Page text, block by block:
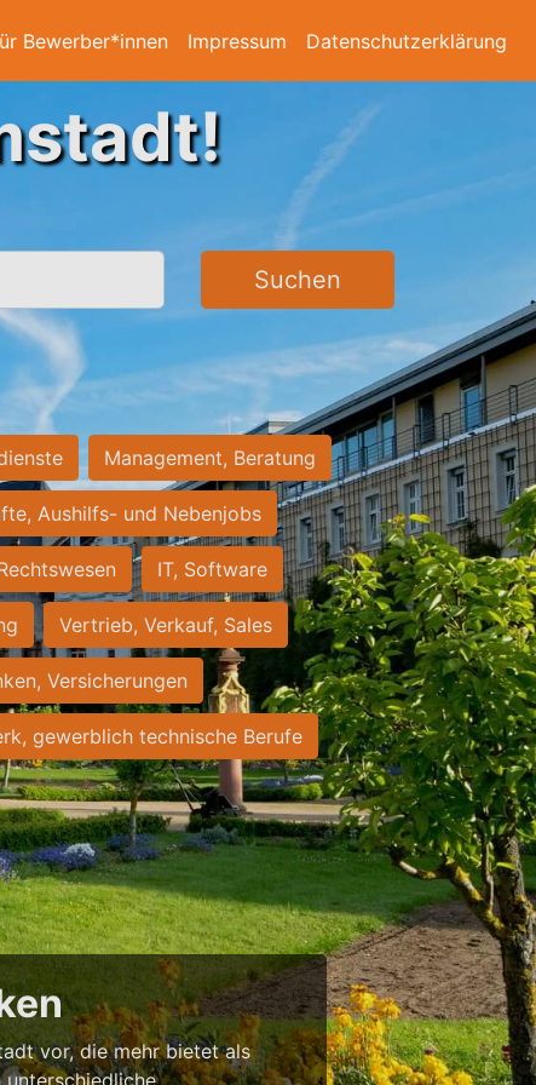
Bewerber*innen Impressum Datenschutzerklärung
Suchen
Management, Beratung
Aushilfs- und Nebenjobs
IT, Software
Vertrieb, Verkauf, Sales
Versicherungen
gewerblich technische Berufe
vor, die mehr bietet als